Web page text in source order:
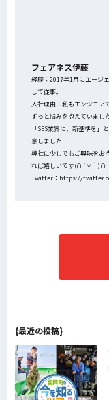
フェアネス伊藤
経歴：2017年1月にエージ
して従事。
入社理由：私もエンジニア
ずっと悩みを抱えていまし
「SES業界に、新基準を
意しました！
弊社に少しでもご興味をお
れば嬉しいです(∩´∀｀)∩
Twitter：https://
{最近の投稿}